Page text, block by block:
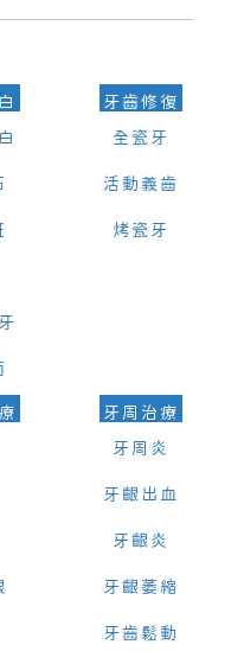
絡我們，告知我們你原本預約
牙齒修復
全瓷牙
活動義齒
烤瓷牙
牙周治療
牙周炎
牙齦出血
牙齦炎
牙齦萎縮
牙齒鬆動